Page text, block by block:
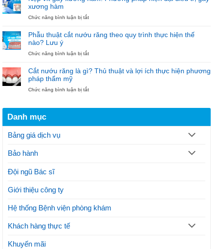
–
Noel”
Trồng
6.000.000đ
Niềng
tại
khoa
xương hàm
Chức năng bình luận bị tắtở
gãy
hàm:
pháp
điều
Phẫu thuật cắt nướu răng theo quy trình thực hiện thế
nào? Lưu ý
Chức năng bình luận bị tắtở
thuật
cắt
răng
hiện
Cắt nướu răng là gì? Thủ thuật và lợi ích thực hiện phương
pháp thẩm mỹ
Chức năng bình luận bị tắtở
gì?
mỹ
Danh mục
Bảng giá dịch vụ
Bảo hành
Đội ngũ Bác sĩ
Giới thiệu công ty
Hệ thống Bệnh viện phòng khám
Khách hàng thực tế
Khuyến mãi